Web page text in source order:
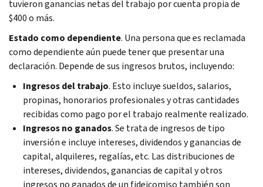
tuvieron ganancias netas del trabajo por cuenta propia de
$400 o más.
Estado como dependiente. Una persona que es reclamada
como dependiente aún puede tener que presentar una
declaración. Depende de sus ingresos brutos, incluyendo:
Ingresos del trabajo. Esto incluye sueldos, salarios,
propinas, honorarios profesionales y otras cantidades
recibidas como pago por el trabajo realmente realizado.
Ingresos no ganados. Se trata de ingresos de tipo
inversión e incluye intereses, dividendos y ganancias de
capital, alquileres, regalías, etc. Las distribuciones de
intereses, dividendos, ganancias de capital y otros
ingresos no ganados de un fideicomiso también son